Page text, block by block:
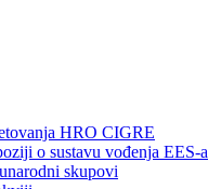
HRO CIGRE
o sustavu vođenja EES-a
skupovi